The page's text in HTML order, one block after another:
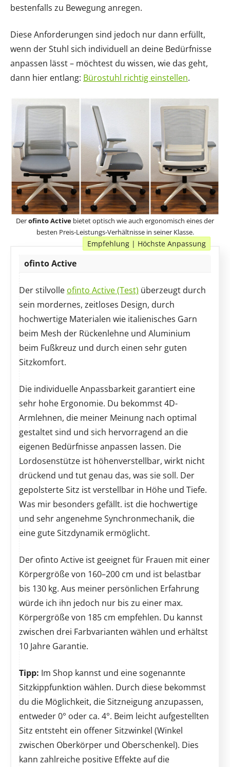
bestenfalls zu Bewegung anregen.
Diese Anforderungen sind jedoch nur dann erfüllt,
wenn der Stuhl sich individuell an deine Bedürfnisse
anpassen lässt – möchtest du wissen, wie das geht,
dann hier entlang: Bürostuhl richtig einstellen.
Derofinto Active bietet optisch wie auch ergonomisch eines der
besten Preis-Leistungs-Verhältnisse in seiner Klasse.
ofinto Active
Der stilvolle ofinto Active (Test) überzeugt durch
sein mordernes, zeitloses Design, durch
hochwertige Materialen wie italienisches Garn
beim Mesh der Rückenlehne und Aluminium
beim Fußkreuz und durch einen sehr guten
Sitzkomfort.
Die individuelle Anpassbarkeit garantiert eine
sehr hohe Ergonomie. Du bekommst 4D-
Armlehnen, die meiner Meinung nach optimal
gestaltet sind und sich hervorragend an die
eigenen Bedürfnisse anpassen lassen. Die
Lordosenstütze ist höhenverstellbar, wirkt nicht
drückend und tut genau das, was sie soll. Der
gepolsterte Sitz ist verstellbar in Höhe und Tiefe.
Was mir besonders gefällt. ist die hochwertige
und sehr angenehme Synchronmechanik, die
eine gute Sitzdynamik ermöglicht.
Der ofinto Active ist geeignet für Frauen mit einer
Körpergröße von 160–200 cm und ist belastbar
bis 130 kg. Aus meiner persönlichen Erfahrung
würde ich ihn jedoch nur bis zu einer max.
Körpergröße von 185 cm empfehlen. Du kannst
zwischen drei Farbvarianten wählen und erhältst
10 Jahre Garantie.
Tipp: Im Shop kannst und eine sogenannte
Sitzkippfunktion wählen. Durch diese bekommst
du die Möglichkeit, die Sitzneigung anzupassen,
entweder 0° oder ca. 4°. Beim leicht aufgestellten
Sitz entsteht ein offener Sitzwinkel (Winkel
zwischen Oberkörper und Oberschenkel). Dies
kann zahlreiche positive Effekte auf die
Empfehlung | Höchste Anpassung